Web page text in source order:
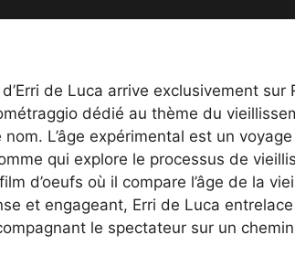
de Luca arrive exclusivement
dédié au thème du
nom. L’âge expérimental est un
qui explore le processus de
d’oeufs où il compare l’âge de la
et engageant, Erri de Luca
le spectateur sur un